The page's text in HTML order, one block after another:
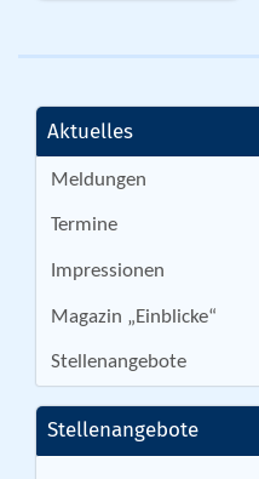
Aktuelles
Meldungen
Termine
Impressionen
Magazin „Einblicke“
Stellenangebote
Stellenangebote